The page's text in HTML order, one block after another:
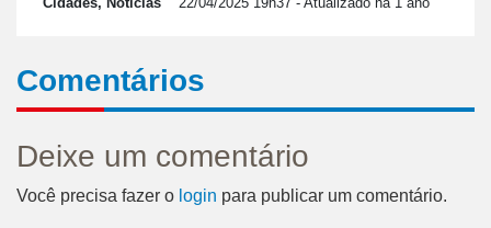
Comentários
Deixe um comentário
Você precisa fazer o login para publicar um comentário.